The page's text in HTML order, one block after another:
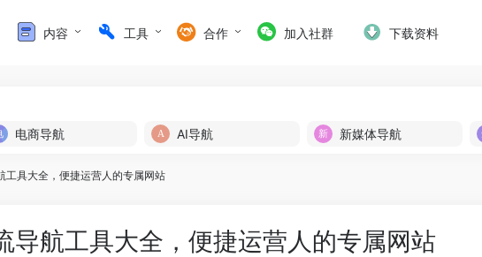
内容 工具 合作 加入社群 下载资料
电商导航 AI导航 新媒体导航
工具大全，便捷运营人的专属网站
导航工具大全，便捷运营人的专属网站